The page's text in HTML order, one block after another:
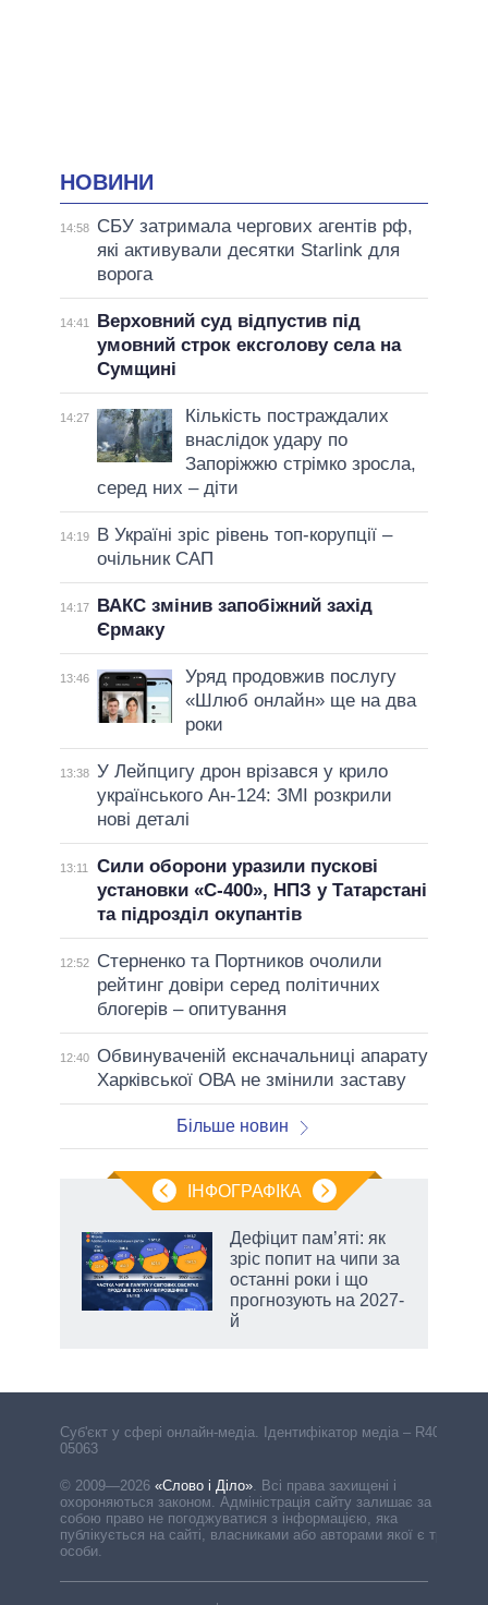
НОВИНИ
14:58
СБУ затримала чергових агентів рф,
які активували десятки Starlink для
ворога
14:41
Верховний суд відпустив під
умовний строк ексголову села на
Сумщині
14:27
Кількість постраждалих
внаслідок удару по
Запоріжжю стрімко зросла,
серед них – діти
14:19
В Україні зріс рівень топ-корупції –
очільник САП
14:17
ВАКС змінив запобіжний захід
Єрмаку
13:46
Уряд продовжив послугу
«Шлюб онлайн» ще на два
роки
13:38 У Лейпцигу дрон врізався у крило
українського Ан-124: ЗМІ розкрили
нові деталі
13:11
Сили оборони уразили пускові
установки «С-400», НПЗ у Татарстані
та підрозділ окупантів
12:52
Стерненко та Портников очолили
рейтинг довіри серед політичних
блогерів – опитування
12:40 Обвинуваченій ексначальниці апарату
Харківської ОВА не змінили заставу
Більше новин
ІНФОГРАФІКА
Дефіцит пам’яті: як
зріс попит на чипи за
останні роки і що
прогнозують на 2027-
й
Cуб'єкт у сфері онлайн-медіа. Ідентифікатор медіа – R40-
05063
© 2009—2026 «Слово і Діло». Всі права захищені і
охороняються законом. Адміністрація сайту залишає за
собою право не погоджуватися з інформацією, яка
публікується на сайті, власниками або авторами якої є треті
особи.